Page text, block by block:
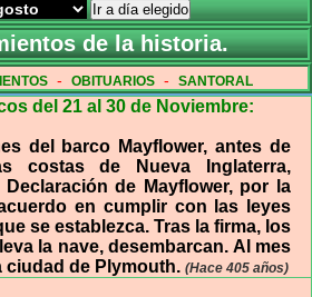
Ir a día elegido
de la historia.
- OBITUARIOS - SANTORAL
del 21 al 30 de Noviembre:
del barco Mayflower, antes de
costas de Nueva Inglaterra,
de Mayflower, por la
en cumplir con las leyes
se establezca. Tras la firma, los
la nave, desembarcan. Al mes
ciudad de Plymouth. (Hace 405 años)